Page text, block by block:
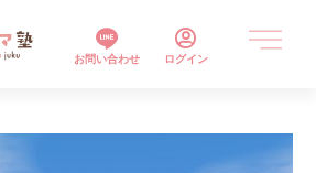
お問い合わせ ログイン